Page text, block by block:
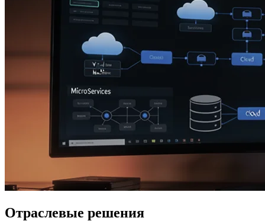
Отраслевые решения